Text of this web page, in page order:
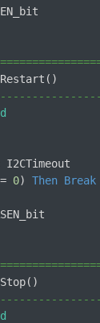
0) Then Break